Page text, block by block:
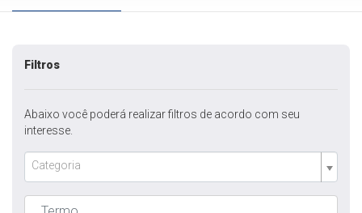
Filtros
Abaixo você poderá realizar filtros de acordo com seu
interesse.
Categoria